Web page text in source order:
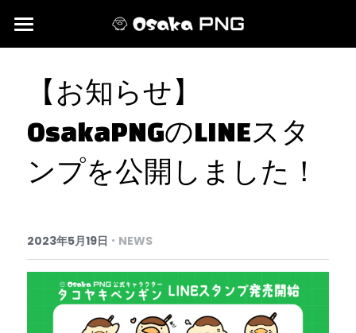
HOME
NEWS＆EVENTS
MEMBER
【お知らせ】
OsakaPNGのLINEスタ
ンプを公開しました！
2023年5月19日 · NEWS